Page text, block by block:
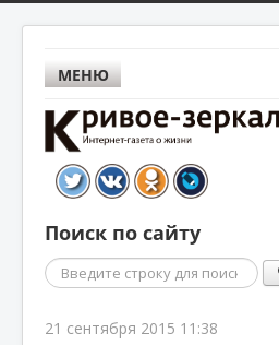
МЕНЮ
Поиск по сайту
Поиск
21 сентября 2015 11:38